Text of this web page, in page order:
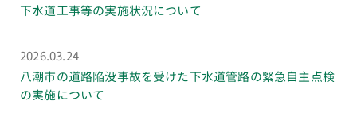
下水道工事等の実施状況について
2026.03.24
八潮市の道路陥没事故を受けた下水道管路の緊急自主点検
の実施について